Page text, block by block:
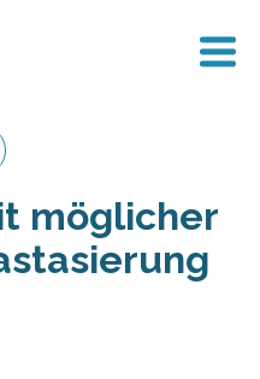
möglicher